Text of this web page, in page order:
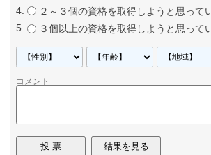
２～３個の資格を取得しようと思って
３個以上の資格を取得しようと思って
コメント